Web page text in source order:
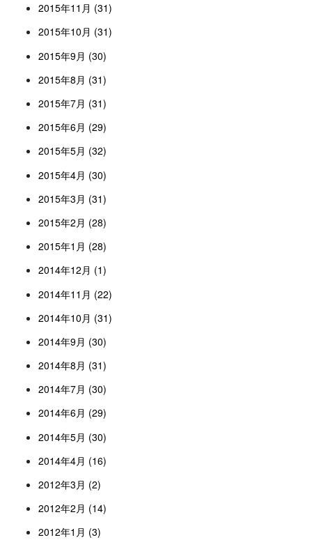
2015年11月 (31)
2015年10月 (31)
2015年9月 (30)
2015年8月 (31)
2015年7月 (31)
2015年6月 (29)
2015年5月 (32)
2015年4月 (30)
2015年3月 (31)
2015年2月 (28)
2015年1月 (28)
2014年12月 (1)
2014年11月 (22)
2014年10月 (31)
2014年9月 (30)
2014年8月 (31)
2014年7月 (30)
2014年6月 (29)
2014年5月 (30)
2014年4月 (16)
2012年3月 (2)
2012年2月 (14)
2012年1月 (3)